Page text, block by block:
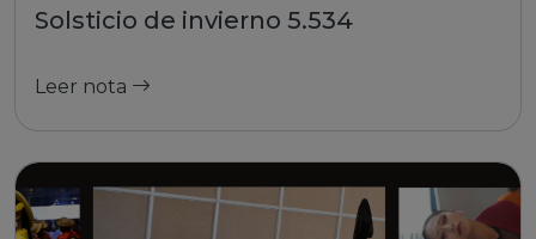
Solsticio de invierno 5.534
Leer nota